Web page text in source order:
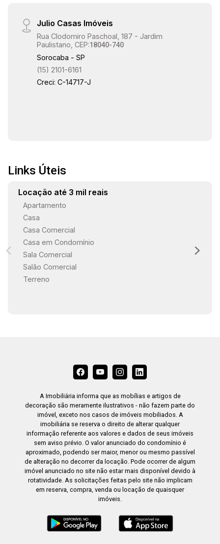
Julio Casas Imóveis
Rua Clodomiro Paschoal, 187 - Jardim
Paulistano, CEP:18040-740
Sorocaba - SP
(15) 2101-6161
Creci: C-14717-J
Links Úteis
Locação até 3 mil reais
Apartamento
Casa
Casa Comercial
Casa em Condomínio
Sala Comercial
Salão Comercial
Terreno
A Imobiliária informa que as mobílias e artigos de
decoração são meramente ilustrativos - não fazem parte do
imóvel, exceto nos casos de imóveis mobiliados. A
imobiliária se reserva o direito de alterar qualquer
informação referente aos valores e dados de seus imóveis
sem aviso prévio. O valor anunciado do condomínio é
aproximado, podendo ser maior, menor ou mesmo passível
de alteração no decorrer da locação. Pode ocorrer de algum
imóvel anunciado no site não estar mais disponível devido à
rotatividade. As solicitações feitas pelo site não implicam
em reserva, compra, venda ou locação de quaisquer
imóveis.